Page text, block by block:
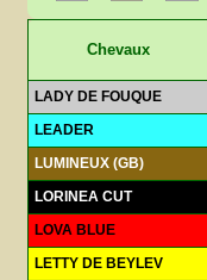
Chevaux
LADY DE FOUQUE
LEADER
LUMINEUX (GB)
LORINEA CUT
LOVA BLUE
LETTY DE BEYLEV